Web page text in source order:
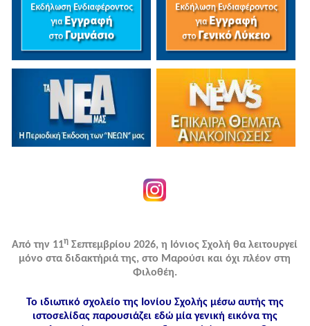
Από την 11η Σεπτεμβρίου 2026, η Ιόνιος Σχολή θα λειτουργεί
μόνο στα διδακτήριά της, στο Μαρούσι και όχι πλέον στη
Φιλοθέη.
Το ιδιωτικό σχολείο της Ιονίου Σχολής μέσω αυτής της
ιστοσελίδας παρουσιάζει εδώ μία γενική εικόνα της